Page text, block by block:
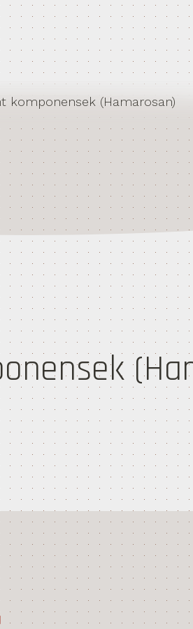
komponensek (Hamarosan)